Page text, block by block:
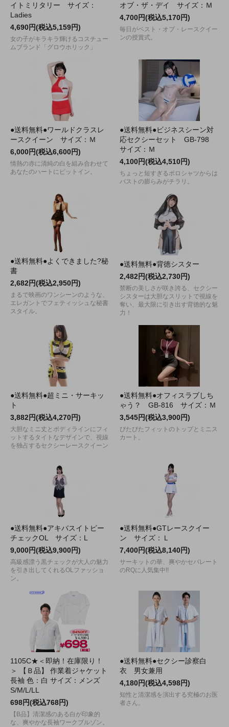
イトミリタリー サイズ：
Ladies
4,690円(税込5,159円)
女の子がキラキラ輝けるコスチュー
ムブランド「グロウホリック」
オブ・ザ・デイ サイズ：Ｍ
4,700円(税込5,170円)
毎日がベスト・オブ・レースクイー
ンの授賞式。
●送料無料●ワールドクラスレ
ースクイーン サイズ：Ｍ
6,000円(税込6,600円)
情熱の赤に清純の白を組み合わせて
あなたのハートにピットイン。
●送料無料●ビジネスシーン対
応セクシーセット GB-798
サイズ：Ｍ
4,100円(税込4,510円)
ちょっと短すぎるポロシャツからは
バストの膨らみがチラリ。
●送料無料●よくできました?秘
書
2,682円(税込2,950円)
まるで映画のワンシーンのような、
エレガントでフェティッシュな秘書
スタイル。
●送料無料●背徳シスター
2,482円(税込2,730円)
禁断の美しさが咲き誇る、セクシー
シスターは大胆なスリットで視線を
奪い、最大限に引き出す背徳的な魅
力！
●送料無料●超ミニ・サーキッ
ト
3,882円(税込4,270円)
大胆なミニ丈とボディラインにフィ
ットするタイトなデザインで、視線
を独占するセクシーレースクイーン
●送料無料●オフィスラブしち
ゃう？ GB-816 サイズ：Ｍ
3,545円(税込3,900円)
ぴたぴたフィットのトップとミニス
カート。
●送料無料●アキバスイトピー
チェックOL サイズ：L
9,000円(税込9,900円)
高級感漂う黒チェックが大人の魅力
を引き出してくれるOLファッショ
ン。
●送料無料●GTレースクイー
ン サイズ：Ｌ
7,400円(税込8,140円)
サーキットの華、爽やかセパレート
のRQに人気集中!!
1105C★＜即納！在庫限り！
＞ 【Ｂ品】 作業着ジャケット
長袖 色：白 サイズ：メンズ
S/M/L/LL
698円(税込768円)
【B品】清潔感のある白が印象的
な、爽やかな長袖ワークブルゾン。
●送料無料●セクシー診察白
衣 男女兼用
4,180円(税込4,598円)
知性と清潔感を演出する究極のお医
者さん。